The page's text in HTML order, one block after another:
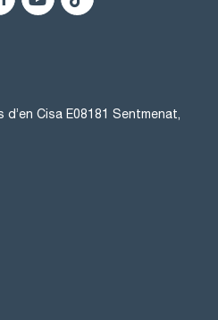
Cisa E08181 Sentmenat,